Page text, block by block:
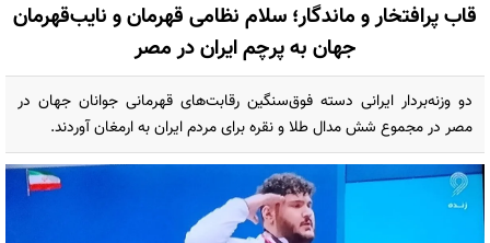
قاب پرافتخار و ماندگار؛ سلام نظامی قهرمان و نایب‌قهرمان
جهان به پرچم ایران در مصر
دو وزنه‌بردار ایرانی دسته فوق‌سنگین رقابت‌های قهرمانی جوانان جهان در
مصر در مجموع شش مدال طلا و نقره برای مردم ایران به ارمغان آوردند.